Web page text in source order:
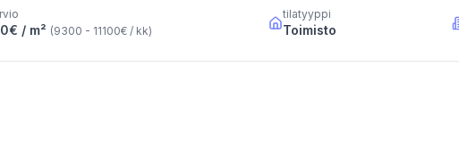
€ / m² (9300 - 11100€ / kk)
tilatyyppi
Toimisto